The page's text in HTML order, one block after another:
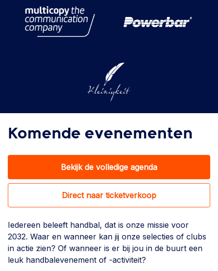
Komende evenementen
Bekijk de volledige agenda
Direct naar ticketverkoop
Iedereen beleeft handbal, dat is onze missie voor
2032. Waar en wanneer kan jij onze selecties of clubs
in actie zien? Of wanneer is er bij jou in de buurt een
leuk handbalevenement of -activiteit?